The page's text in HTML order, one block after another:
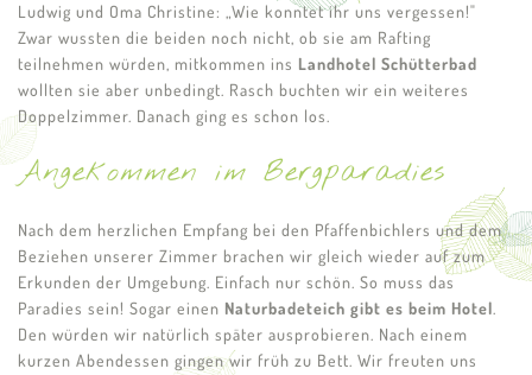
Ludwig und Oma Christine: „Wie konntet ihr uns vergessen!"
Zwar wussten die beiden noch nicht, ob sie am Rafting
teilnehmen würden, mitkommen ins Landhotel Schütterbad
wollten sie aber unbedingt. Rasch buchten wir ein weiteres
Doppelzimmer. Danach ging es schon los.
Angekommen im Bergparadies
Nach dem herzlichen Empfang bei den Pfaffenbichlers und dem
Beziehen unserer Zimmer brachen wir gleich wieder auf zum
Erkunden der Umgebung. Einfach nur schön. So muss das
Paradies sein! Sogar einen Naturbadeteich gibt es beim Hotel.
Den würden wir natürlich später ausprobieren. Nach einem
kurzen Abendessen gingen wir früh zu Bett. Wir freuten uns